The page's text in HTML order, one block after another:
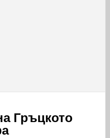
Гръцкото